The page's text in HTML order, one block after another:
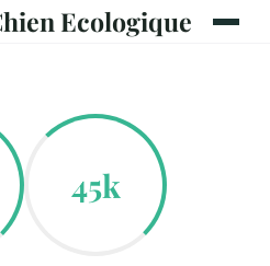
Ecologique
45k